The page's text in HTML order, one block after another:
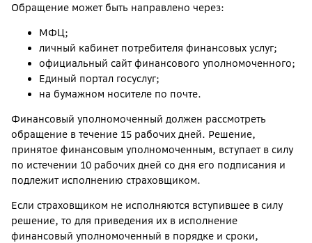
Обращение может быть направлено через:
МФЦ;
личный кабинет потребителя финансовых услуг;
официальный сайт финансового уполномоченного;
Единый портал госуслуг;
на бумажном носителе по почте.
Финансовый уполномоченный должен рассмотреть
обращение в течение 15 рабочих дней. Решение,
принятое финансовым уполномоченным, вступает в силу
по истечении 10 рабочих дней со дня его подписания и
подлежит исполнению страховщиком.
Если страховщиком не исполняются вступившее в силу
решение, то для приведения их в исполнение
финансовый уполномоченный в порядке и сроки,